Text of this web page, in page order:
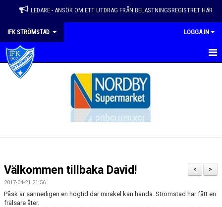
LEDARE - ANSÖK OM ETT UTDRAG FRÅN BELASTNINGSREGISTRET HÄR
IFK STRÖMSTAD LOGGA IN
HEM
EVENEMANG & ÅRSHJUL
OM FÖRENINGEN
>
<
Välkommen tillbaka David!
2017-04-21 21:56
Påsk är sannerligen en högtid där mirakel kan hända. Strömstad har fått en
frälsare åter.